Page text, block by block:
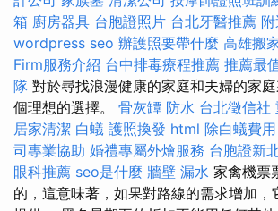
箱 廚房器具 台胞證照片 台北牙醫推薦
wordpress seo 辦護照要帶什麼 高雄搬
Firm服務介紹 台中排毒療程推薦 推薦最
隊 對於尋找浪漫健康的家庭和夫婦的家
個理想的選擇。 骨灰罈 防水 台北徵信社
居家清潔 白蟻 護照換發 html 除白蟻費用
司專業協助 婚禮專屬外燴服務 台胞證新
眼科推薦 seo是什麼 牆壁 漏水 家禽機票
的，這意味著，如果對路線的需求增加，